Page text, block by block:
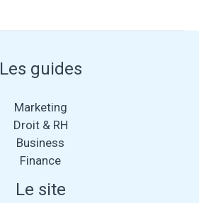
Les guides
Marketing
Droit & RH
Business
Finance
Le site